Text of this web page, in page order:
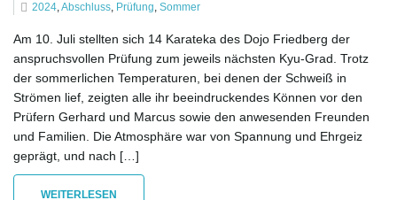
2024,Abschluss, Prüfung, Sommer
Am 10. Juli stellten sich 14 Karateka des Dojo Friedberg der
anspruchsvollen Prüfung zum jeweils nächsten Kyu-Grad. Trotz
der sommerlichen Temperaturen, bei denen der Schweiß in
Strömen lief, zeigten alle ihr beeindruckendes Können vor den
Prüfern Gerhard und Marcus sowie den anwesenden Freunden
und Familien. Die Atmosphäre war von Spannung und Ehrgeiz
geprägt, und nach […]
WEITERLESEN